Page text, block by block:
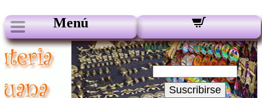
Menú
Nuestros boletines:
Su Email:
Suscribirse